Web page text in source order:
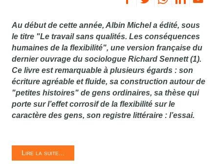
Au début de cette année, Albin Michel a édité, sous
le titre "Le travail sans qualités. Les conséquences
humaines de la flexibilité", une version française du
dernier ouvrage du sociologue Richard Sennett (1).
Ce livre est remarquable à plusieurs égards : son
écriture agréable et fluide, sa construction autour de
"petites histoires" de gens ordinaires, sa thèse qui
porte sur l’effet corrosif de la flexibilité sur le
caractère des gens, son registre littéraire : l’essai.
Lire la suite...